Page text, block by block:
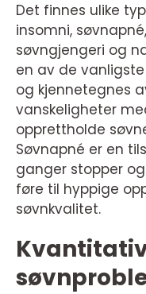
Det finnes ulike
insomni,
søvngjengeri og
en av de
og kjennetegnes
vanskeligheter
opprettholde
Søvnapné er en
ganger stopper
føre til hyppige
søvnkvalitet.